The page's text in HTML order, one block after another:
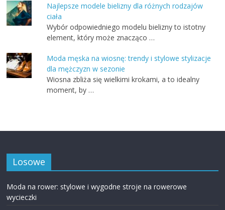
Najlepsze modele bielizny dla różnych rodzajów
ciała
Wybór odpowiedniego modelu bielizny to istotny
element, który może znacząco …
Moda męska na wiosnę: trendy i stylowe stylizacje
dla mężczyzn w sezonie
Wiosna zbliża się wielkimi krokami, a to idealny
moment, by …
Losowe
Moda na rower: stylowe i wygodne stroje na rowerowe
wycieczki